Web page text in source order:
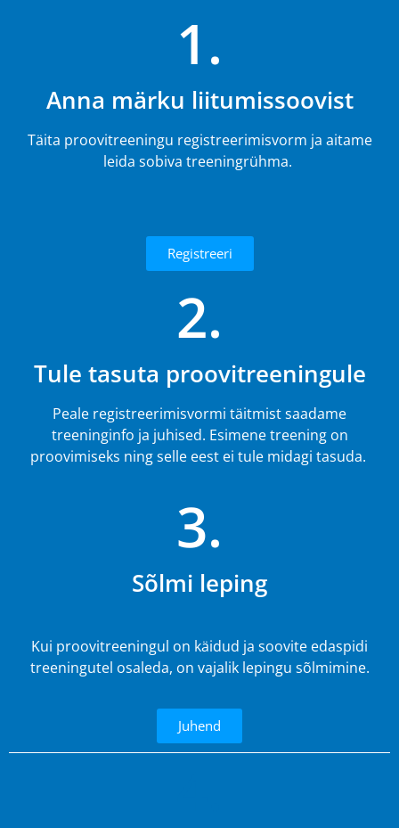
1.
Anna märku liitumissoovist
Täita proovitreeningu registreerimisvorm ja aitame
leida sobiva treeningrühma.
Registreeri
2.
Tule tasuta proovitreeningule
Peale registreerimisvormi täitmist saadame
treeninginfo ja juhised. Esimene treening on
proovimiseks ning selle eest ei tule midagi tasuda.
3.
Sõlmi leping
Kui proovitreeningul on käidud ja soovite edaspidi
treeningutel osaleda, on vajalik lepingu sõlmimine.
Juhend